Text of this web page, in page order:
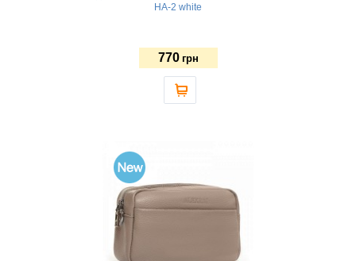
HA-2 white
770 грн